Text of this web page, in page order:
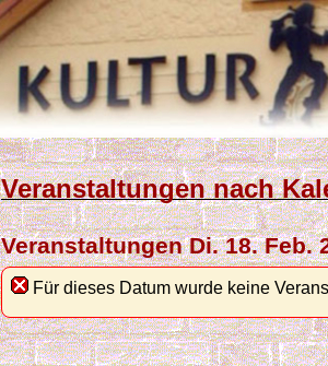
Veranstaltungen nach
Veranstaltungen Di. 18. Feb.
Für dieses Datum wurde keine